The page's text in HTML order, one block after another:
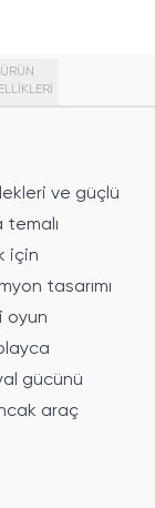
ÜRÜN
ve güçlü
temalı
için
tasarımı
oyun
gücünü
araç